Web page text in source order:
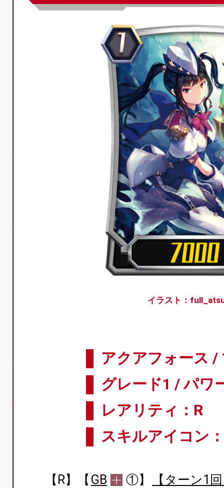
イラスト：
アクアフォース /
グレード1 / パワ
レアリティ：R
スキルアイコン
【R】【 GB ①】
【ターン1